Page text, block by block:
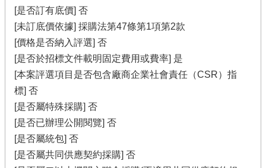
[是否訂有底價] 否
[未訂底價依據] 採購法第47條第1項第2款
[價格是否納入評選] 否
[是否於招標文件載明固定費用或費率] 是
[本案評選項目是否包含廠商企業社會責任（CSR）指
標] 否
[是否屬特殊採購] 否
[是否已辦理公開閱覽] 否
[是否屬統包] 否
[是否屬共同供應契約採購] 否